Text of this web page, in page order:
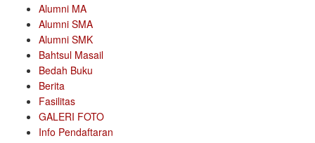
Alumni MA
Alumni SMA
Alumni SMK
Bahtsul Masail
Bedah Buku
Berita
Fasilitas
GALERI FOTO
Info Pendaftaran